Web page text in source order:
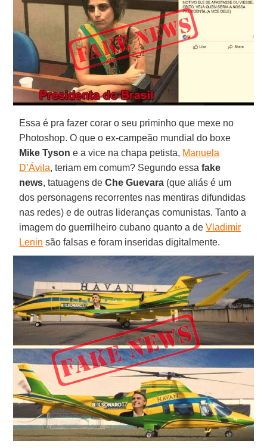
Essa é pra fazer corar o seu priminho que mexe no
Photoshop. O que o ex-campeão mundial do boxe
Mike Tyson e a vice na chapa petista, Manuela
D’Ávila, teriam em comum? Segundo essafake
news, tatuagens deChe Guevara (que aliás é um
dos personagens recorrentes nas mentiras difundidas
nas redes) e de outras lideranças comunistas. Tanto a
imagem do guerrilheiro cubano quanto a deVladimir
Lenin são falsas e foram inseridas digitalmente.